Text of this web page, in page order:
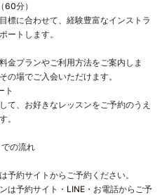
分）
標に合わせて、経験豊富なインストラ
ートします。
金プランやご利用方法をご案内しま
の場でご入会いただけます。
ト
て、お好きなレッスンをご予約のうえ
。
の流れ
予約サイトからご予約ください。
は予約サイト・LINE・お電話からご予